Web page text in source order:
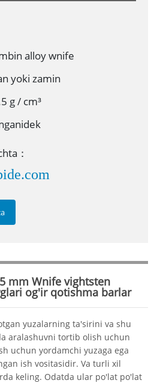
alloy wnife
yoki zamin
g / cm³
：
mm Wnife vightsten
og'ir qotishma barlar
yuzalarning ta'sirini va shu
aralashuvni tortib olish uchun
uchun yordamchi yuzaga ega
ish vositasidir. Va turli xil
keling. Odatda ular po'lat po'lat